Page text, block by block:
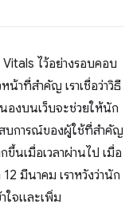
ไว้อย่างรอบคอบ
าที่สำคัญ เราเชื่อว่าวิธี
องบนเว็บจะช่วยให้นัก
บการณ์ของผู้ใช้ที่สำคัญ
นเมื่อเวลาผ่านไป เมื่อ
มีนาคม เราหวังว่านัก
ใจและเพิ่ม